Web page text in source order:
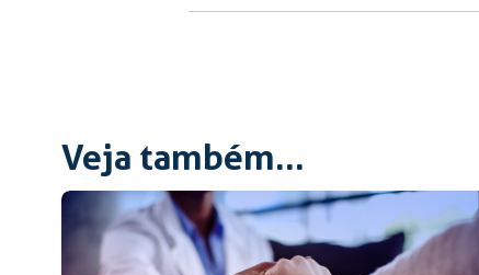
Veja também...